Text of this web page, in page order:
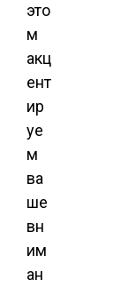
это
м
акц
ент
ир
уе
м
ва
ше
вн
им
ан